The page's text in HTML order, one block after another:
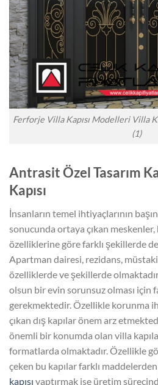
Ferforje Villa Kapısı Modelleri Villa
(1)
Antrasit Özel Tasarım
Kapısı
İnsanların temel ihtiyaçlarının
sonucunda ortaya çıkan
özelliklerine göre farklı şekillerde
Apartman dairesi, rezidans,
özelliklerde ve şekillerde
olsun bir evin sorunsuz olması için
gerekmektedir. Özellikle korunma
çıkan dış kapılar önem arz
önemli bir konumda olan villa
formatlarda olmaktadır. Özellikle
çeken bu kapılar farklı
kapısı yaptırmak ise üretim